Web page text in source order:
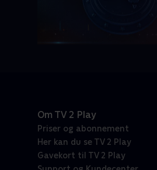
Om TV 2 Play
Priser og abonnement
Her kan du se TV 2 Play
Gavekort til TV 2 Play